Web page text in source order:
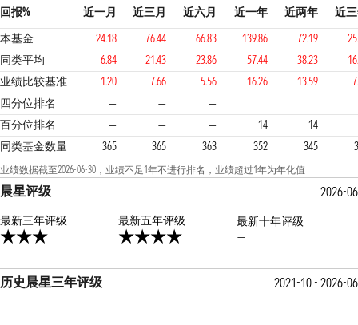
回报% 近一月 近三月 近六月 近一年 近两年
近
本基金
24.18 76.44 66.83 139.86 72.19
同类平均
6.84 21.43 23.86 57.44 38.23
业绩比较基准
1.20 7.66 5.56 16.26 13.59
四分位排名
— — —
1 1 1
百分位排名 — — — 14
14
同类基金数量
365 365 363 352 345
业绩数据截至2026-06-30，业绩不足1年不进行排名，业绩超过1年为年化值
晨星评级 2026-06
最新三年评级 最新五年评级
最新十年评级
—
历史晨星三年评级 2021-10 - 2026-06